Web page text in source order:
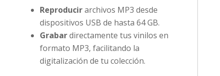
Reproducirarchivos MP3 desde
dispositivos USB de hasta 64 GB.
Grabardirectamente tus vinilos en
formato MP3, facilitando la
digitalización de tu colección.